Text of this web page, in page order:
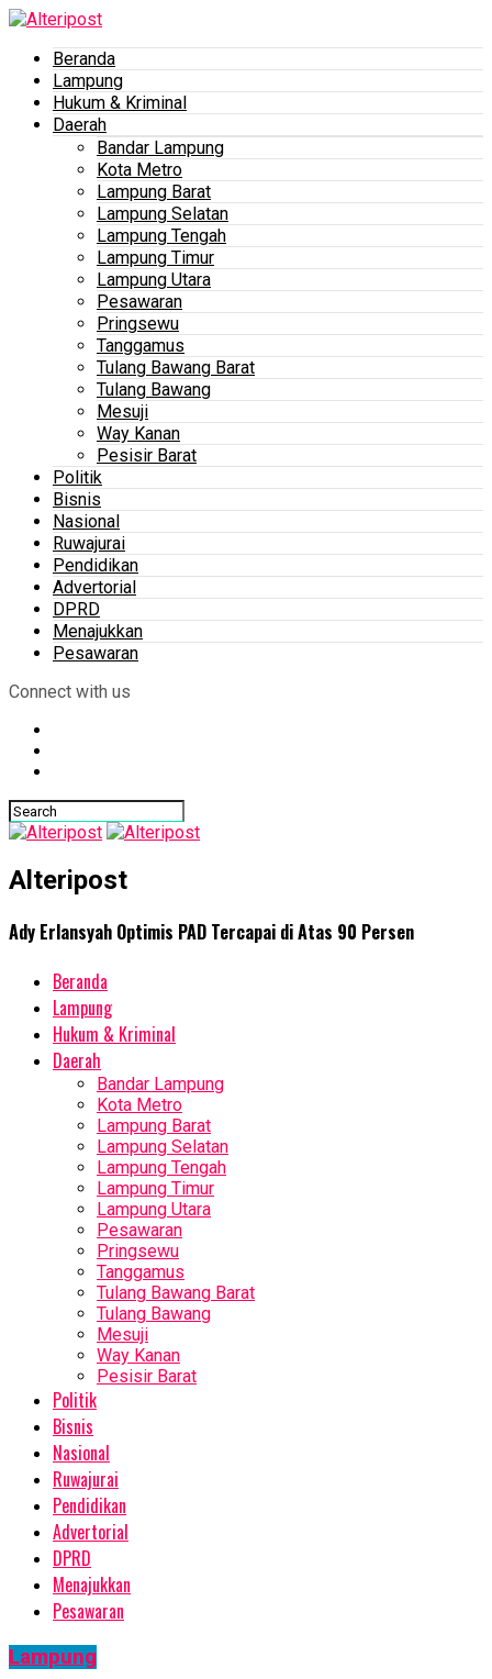
Beranda
Lampung
Hukum & Kriminal
Daerah
Bandar Lampung
Kota Metro
Lampung Barat
Lampung Selatan
Lampung Tengah
Lampung Timur
Lampung Utara
Pesawaran
Pringsewu
Tanggamus
Tulang Bawang Barat
Tulang Bawang
Mesuji
Way Kanan
Pesisir Barat
Politik
Bisnis
Nasional
Ruwajurai
Pendidikan
Advertorial
DPRD
Menajukkan
Pesawaran
Connect with us
Alteripost
Ady Erlansyah Optimis PAD Tercapai di Atas 90 Persen
Beranda
Lampung
Hukum & Kriminal
Daerah
Bandar Lampung
Kota Metro
Lampung Barat
Lampung Selatan
Lampung Tengah
Lampung Timur
Lampung Utara
Pesawaran
Pringsewu
Tanggamus
Tulang Bawang Barat
Tulang Bawang
Mesuji
Way Kanan
Pesisir Barat
Politik
Bisnis
Nasional
Ruwajurai
Pendidikan
Advertorial
DPRD
Menajukkan
Pesawaran
Lampung